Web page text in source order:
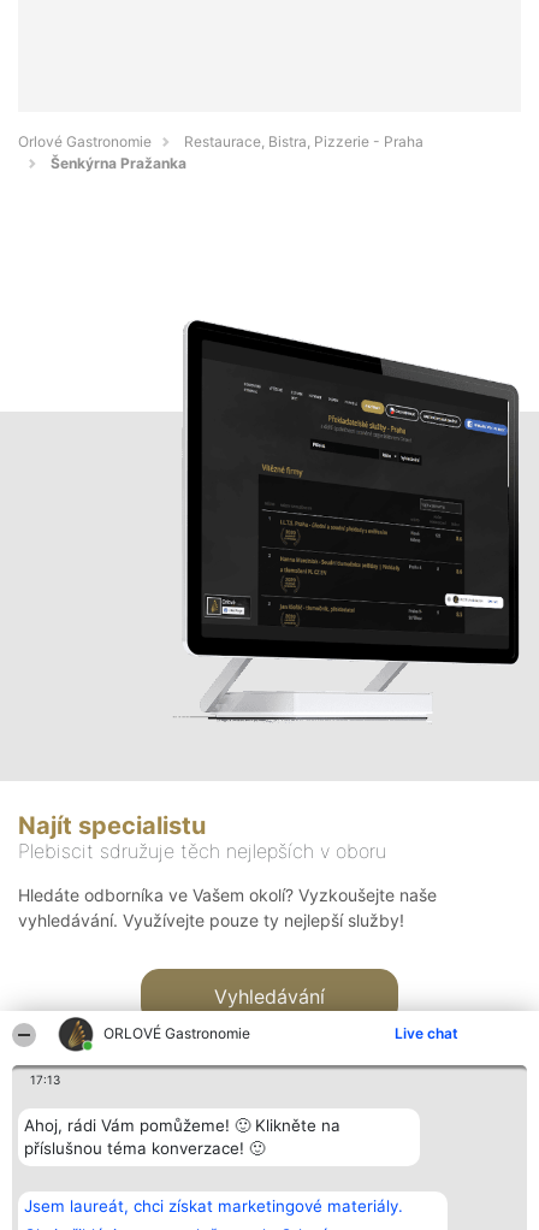
ORLOVÉ Gastronomie Live chat
17:13
Ahoj, rádi Vám pomůžeme! 🙂 Klikněte na
příslušnou téma konverzace! 🙂
Jsem laureát, chci získat marketingové materiály.
Orlové Gastronomie
Restaurace, Bistra, Pizzerie - Praha
Šenkýrna Pražanka
Najít specialistu
Plebiscit sdružuje těch nejlepších v oboru
Hledáte odborníka ve Vašem okolí? Vyzkoušejte naše
vyhledávání. Využívejte pouze ty nejlepší služby!
Vyhledávání
Bright Side Solutions sp. z o.
o. sp. k.
ul. Ruska 22
Vítězové
Seznam všech
laureátů
Kontakt